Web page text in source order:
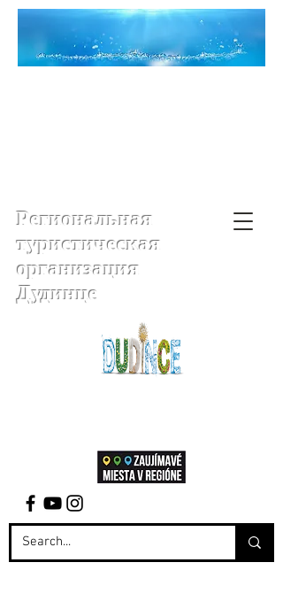
Региональная
туристическая
организация
Дудинце